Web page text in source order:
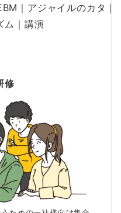
｜アジャイルのカタ｜
ム｜講演
修